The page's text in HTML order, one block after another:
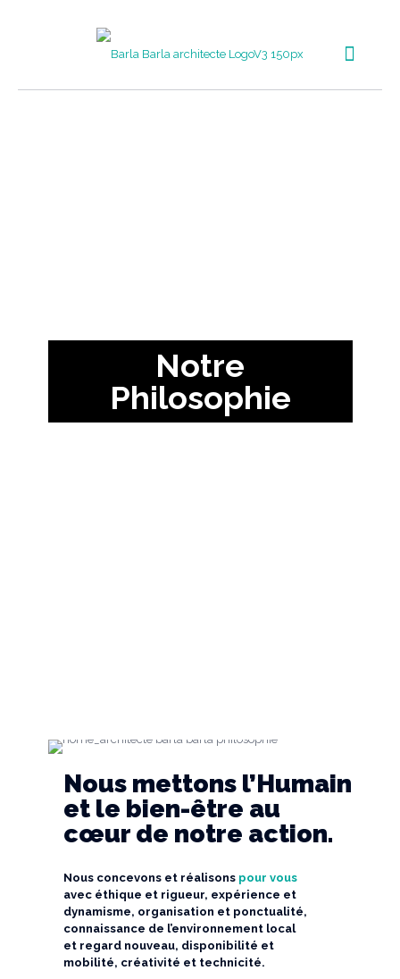
Notre
Philosophie
Nous mettons l’Humain
et le bien-être au
cœur de notre action.
Nous concevons et réalisons pour vous
avec éthique et rigueur, expérience et
dynamisme, organisation et ponctualité,
connaissance de l’environnement local
et regard nouveau, disponibilité et
mobilité, créativité et technicité.